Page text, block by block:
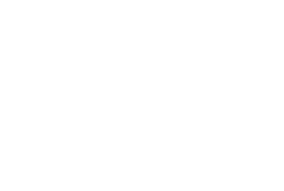
unic și adăugați o notă personală căminului
inestetice. Datorită proprietăților ușor de întreținut și
noastre se aplică foarte ușor cu adeziv. Într-un timp scurt,
Ele contribuie la definirea stilului arhitectural al casei, în
sunt ideale pentru a susține shelf-uri, oglinzi sau alte
adaptarea la preferințele estetice și la specificul fiecărei